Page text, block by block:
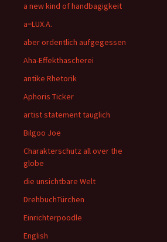
a new kind of handbagigkeit
a=LUX.A.
aber ordentlich aufgegessen
Aha-Effekthascherei
antike Rhetorik
Aphoris Ticker
artist statement tauglich
Bilgoo Joe
Charakterschutz all over the
globe
die unsichtbare Welt
DrehbuchTürchen
Einrichterpoodle
English